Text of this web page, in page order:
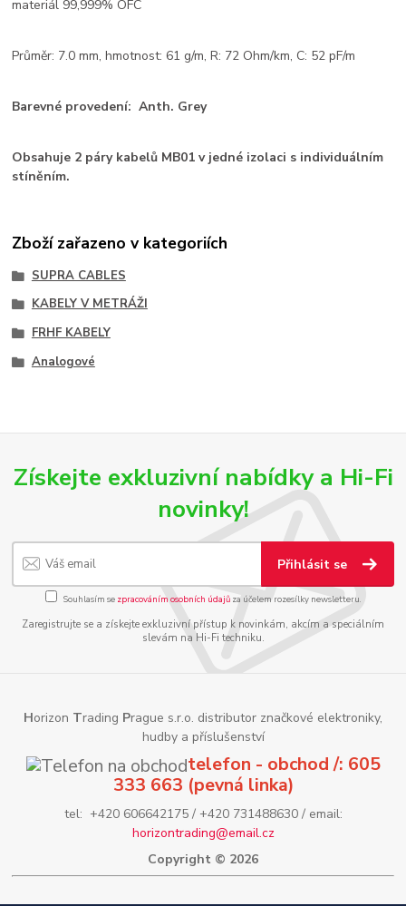
materiál 99,999% OFC
Průměr: 7.0 mm, hmotnost: 61 g/m, R: 72 Ohm/km, C: 52 pF/m
Barevné provedení: Anth. Grey
Obsahuje 2 páry kabelů MB01 v jedné izolaci s individuálním
stíněním.
Zboží zařazeno v kategoriích
SUPRA CABLES
KABELY V METRÁŽI
FRHF KABELY
Analogové
Získejte exkluzivní nabídky a Hi-Fi
novinky!
Přihlásit se
Souhlasím se zpracováním osobních údajůza účelem rozesílky newsletteru.
Zaregistrujte se a získejte exkluzivní přístup k novinkám, akcím a speciálním
slevám na Hi-Fi techniku.
Horizon Trading Prague s.r.o. distributor značkové elektroniky,
hudby a příslušenství
telefon - obchod /: 605
333 663 (pevná linka)
tel: +420 606642175 / +420 731488630 / email:
horizontrading@email.cz
Copyright © 2026